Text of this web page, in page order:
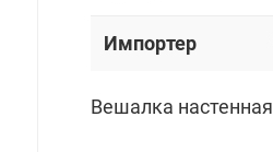
Импортер
Вешалка настенная